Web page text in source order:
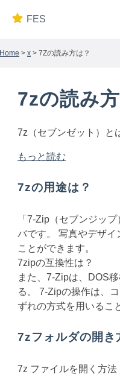
FES
Home > x > 7Zの読み方は？
7zの読み
7z（セブンゼット）と
もっと読む
7zの用途は？
「7-Zip（セブンジッ
バです。 写真やデザ
ことができます。
7zipの互換性は？
また、7-Zipは、DOS
る。 7-Zipの操作は、
ずれの方式を用いるこ
7zフォルダの開き
7z ファイルを開く方法